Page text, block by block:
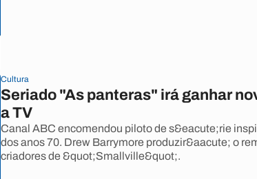
Cultura
Seriado "As panteras" irá ganhar
a TV
Canal ABC encomendou piloto de s&eacute;rie
dos anos 70. Drew Barrymore produzir&aacute; o
criadores de &quot;Smallville&quot;.